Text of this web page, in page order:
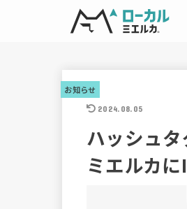
お知らせ
2024.08.05
ハッシュ
ミエルカ